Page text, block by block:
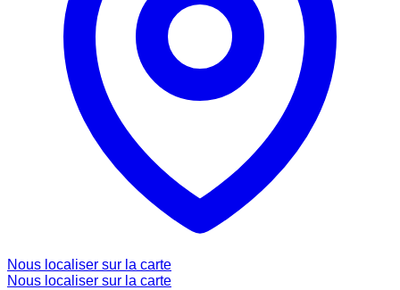
Nous localiser sur la carte
Nous localiser sur la carte